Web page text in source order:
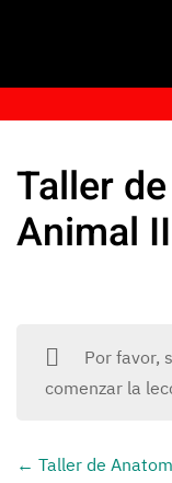
Taller
Animal
Por favor,
comenzar la
Taller de